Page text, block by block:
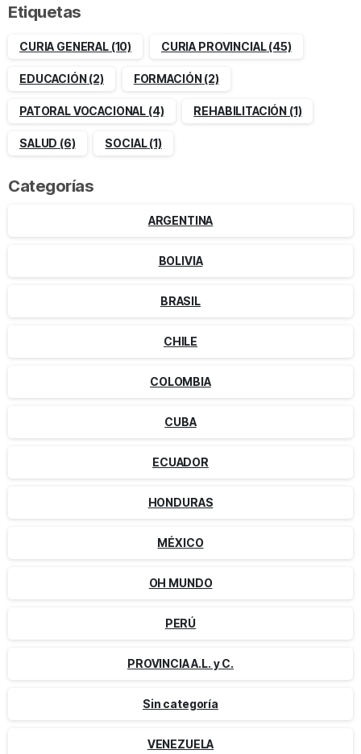
Etiquetas
CURIA GENERAL(10) CURIA PROVINCIAL(45)
EDUCACIÓN(2) FORMACIÓN(2)
PATORAL VOCACIONAL (4) REHABILITACIÓN (1)
SALUD (6) SOCIAL(1)
Categorías
ARGENTINA
BOLIVIA
BRASIL
CHILE
COLOMBIA
CUBA
ECUADOR
HONDURAS
MÉXICO
OH MUNDO
PERÚ
PROVINCIA A.L. y C.
Sin categoría
VENEZUELA